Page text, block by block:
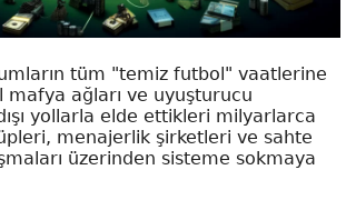
tüm "temiz futbol" vaatlerine
mafya ağları ve uyuşturucu
yollarla elde ettikleri milyarlarca
menajerlik şirketleri ve sahte
üzerinden sisteme sokmaya